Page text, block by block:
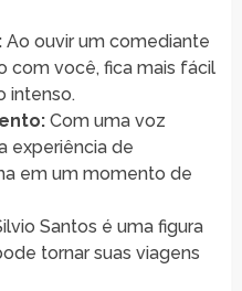
Ao ouvir um comediante
com você, fica mais fácil
intenso.
Com uma voz
experiência de
em um momento de
Santos é uma figura
tornar suas viagens